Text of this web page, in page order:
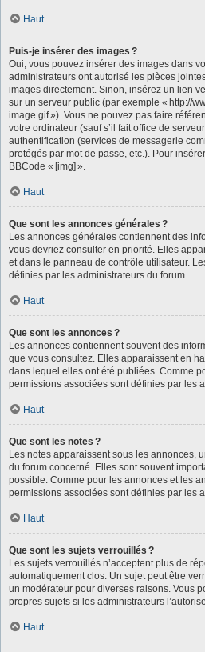
Haut
Puis-je insérer des images ?
Oui, vous pouvez insérer des images dans
administrateurs ont autorisé les pièces
images directement. Sinon, insérez un lien
sur un serveur public (par exemple « http://
image.gif »). Vous ne pouvez pas faire
votre ordinateur (sauf s’il fait office de
authentification (services de messagerie
protégés par mot de passe, etc.). Pour
BBCode « [img] ».
Haut
Que sont les annonces générales ?
Les annonces générales contiennent des
vous devriez consulter en priorité. Elles
et dans le panneau de contrôle utilisateur.
définies par les administrateurs du forum.
Haut
Que sont les annonces ?
Les annonces contiennent souvent des
que vous consultez. Elles apparaissent en
dans lequel elles ont été publiées. Comme
permissions associées sont définies par les
Haut
Que sont les notes ?
Les notes apparaissent sous les annonces,
du forum concerné. Elles sont souvent
possible. Comme pour les annonces et les
permissions associées sont définies par les
Haut
Que sont les sujets verrouillés ?
Les sujets verrouillés n’acceptent plus de
automatiquement clos. Un sujet peut être
un modérateur pour diverses raisons. Vous
propres sujets si les administrateurs
Haut